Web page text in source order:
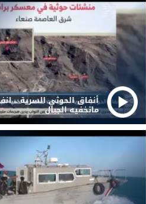
أنفاق الحوثي السرية ..
ماتخفيه الجبال